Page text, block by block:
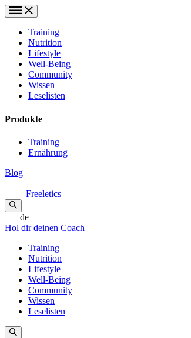
Training
Nutrition
Lifestyle
Well-Being
Community
Wissen
Leselisten
Produkte
Training
Ernährung
Blog
Freeletics
de
Hol dir deinen Coach
Training
Nutrition
Lifestyle
Well-Being
Community
Wissen
Leselisten